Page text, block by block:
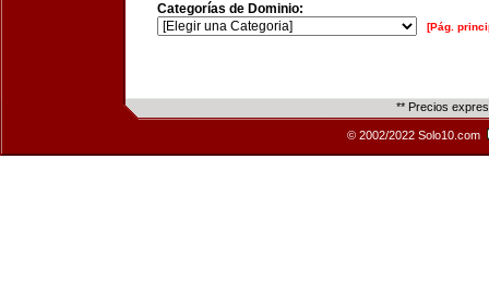
Categorías de Dominio:
[Pág.
** Precios
© 2002/2022 Solo10.com